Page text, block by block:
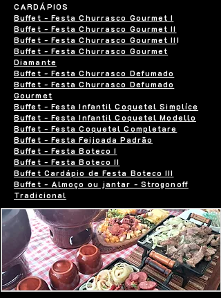
CARDÁPIOS
Buffet - Festa Churrasco Gourmet I
Buffet - Festa Churrasco Gourmet II
Buffet - Festa Churrasco Gourmet III
Buffet - Festa Churrasco Gourmet
Diamante
Buffet - Festa Churrasco Defumado
Buffet - Festa Churrasco Defumado
Gourmet
Buffet - Festa Infantil Coquetel Simplíce
Buffet - Festa Infantil Coquetel Modello
Buffet - Festa Coquetel Completare
Buffet - Festa Feijoada Padrão
Buffet - Festa Boteco I
Buffet - Festa Boteco II
Buffet Cardápio de Festa Boteco III
Buffet - Almoço ou jantar - Strogonoff
Tradicional